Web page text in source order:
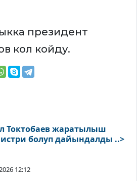
президент
кол койду.
Токтобаев жаратылыш
болуп дайындалды ..>
12:12